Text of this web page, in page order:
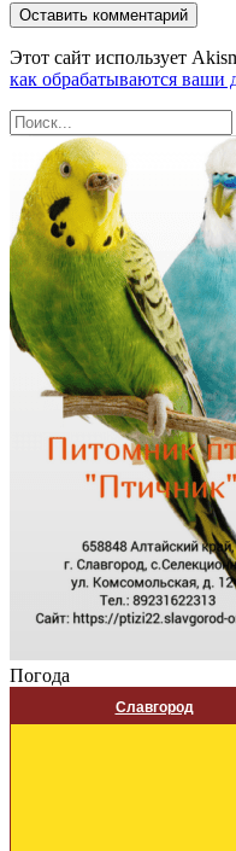
Этот сайт использует
как обрабатываются ваши
Погода
Славгород